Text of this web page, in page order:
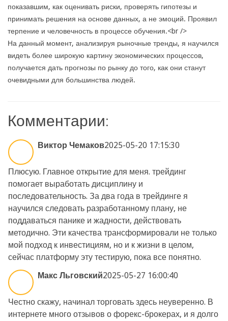
показавшим, как оценивать риски, проверять гипотезы и
принимать решения на основе данных, а не эмоций. Проявил
терпение и человечность в процессе обучения.<br />
На данный момент, анализируя рыночные тренды, я научился
видеть более широкую картину экономических процессов,
получается дать прогнозы по рынку до того, как они станут
очевидными для большинства людей.
Комментарии:
Виктор Чемаков2025-05-20 17:15:30
Плюсую. Главное открытие для меня. трейдинг
помогает выработать дисциплину и
последовательность. За два года в трейдинге я
научился следовать разработанному плану, не
поддаваться панике и жадности, действовать
методично. Эти качества трансформировали не только
мой подход к инвестициям, но и к жизни в целом,
сейчас платформу эту тестирую, пока все понятно.
Макс Льговский2025-05-27 16:00:40
Честно скажу, начинал торговать здесь неуверенно. В
интернете много отзывов о форекс-брокерах, и я долго